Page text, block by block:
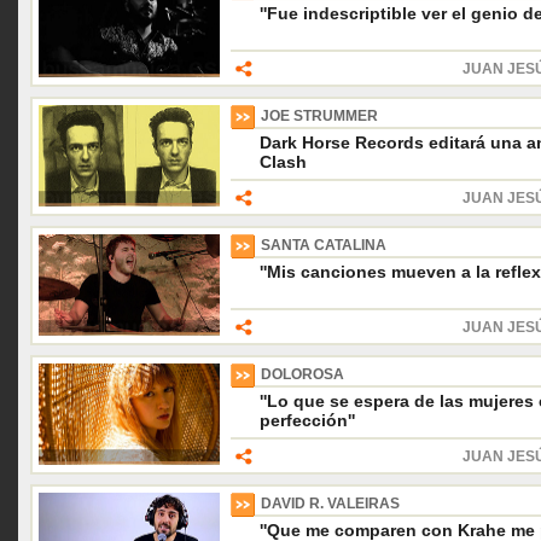
''Fue indescriptible ver el genio
JUAN
JOE STRUMMER
Dark Horse Records editará una
Clash
JUAN
SANTA CATALINA
''Mis canciones mueven a la
JUAN
DOLOROSA
''Lo que se espera de las mujeres
perfección''
JUAN
DAVID R. VALEIRAS
''Que me comparen con Krahe